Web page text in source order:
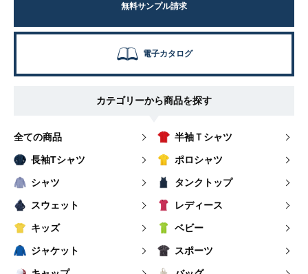
無料サンプル請求
電子カタログ
カテゴリーから商品を探す
全ての商品 半袖Ｔシャツ
長袖Tシャツ ポロシャツ
シャツ タンクトップ
スウェット レディース
キッズ ベビー
ジャケット スポーツ